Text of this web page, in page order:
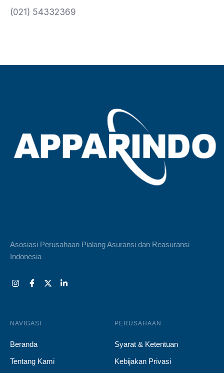
(021) 54332369
Asosiasi Perusahaan Pialang Asuransi dan Reasuransi
Indonesia
NAVIGASI
Beranda
Tentang Kami
PERUSAHAAN
Syarat & Ketentuan
Kebijakan Privasi